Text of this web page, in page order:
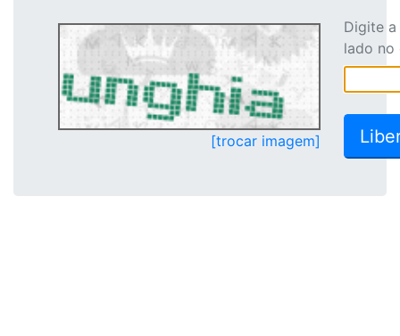
[trocar imagem]
Digite
lado no